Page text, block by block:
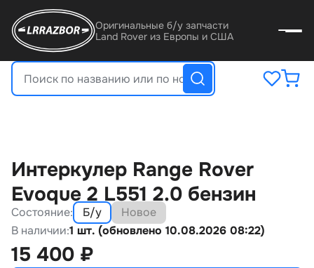
Оригинальные б/у запчасти
Land Rover из Европы и США
Интеркулер Range Rover
Evoque 2 L551 2.0 бензин
Состояние: Б/у
Новое
В наличии:1 шт. (обновлено 10.08.2026 08:22)
15 400 ₽